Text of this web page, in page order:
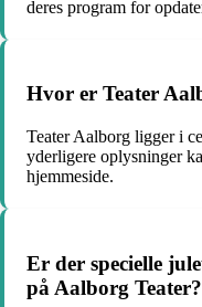
deres program for
Hvor er Teater
Teater Aalborg ligger i
yderligere oplysninger
hjemmeside.
Er der specielle
på Aalborg Teater?